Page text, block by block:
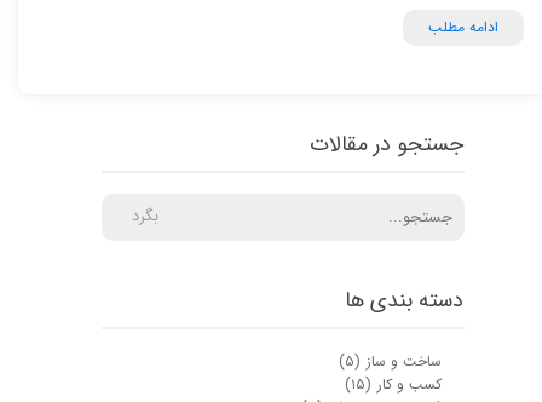
ادامه مطلب
دسته بندی ها
ساخت و ساز (۵)
کسب و کار (۱۵)
جستجو در مقالات
بگرد